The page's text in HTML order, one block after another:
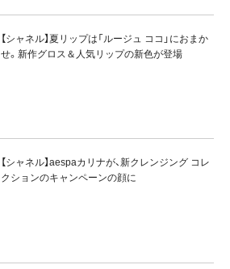
【シャネル】夏リップは「ルージュ ココ」におまか
せ。新作グロス＆人気リップの新色が登場
【シャネル】aespaカリナが、新クレンジング コレ
クションのキャンペーンの顔に